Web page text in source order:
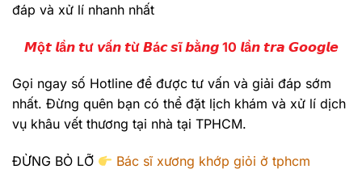
đáp và xử lí nhanh nhất
𝙈ộ𝙩 𝙡ầ𝙣 𝙩ư 𝙫ấ𝙣 𝙩ừ 𝘽á𝙘 𝙨ĩ 𝙗ằ𝙣𝙜 10 𝙡ầ𝙣 𝙩𝙧𝙖 𝙂𝙤𝙤𝙜𝙡𝙚
Gọi ngay số Hotline để được tư vấn và giải đáp sớm
nhất. Đừng quên bạn có thể đặt lịch khám và xử lí dịch
vụ khâu vết thương tại nhà tại TPHCM.
ĐỪNG BỎ LỠ Bác sĩ xương khớp giỏi ở tphcm